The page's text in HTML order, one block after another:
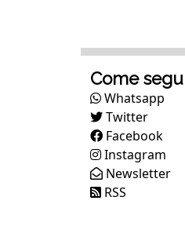
Come
Whatsapp
Twitter
Facebook
Instagram
Newsletter
RSS